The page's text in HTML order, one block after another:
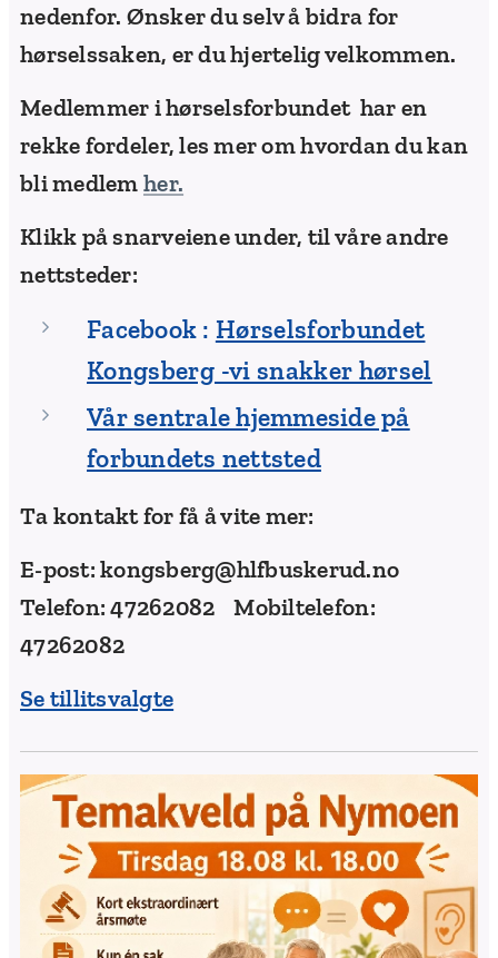
nedenfor. Ønsker du selv å bidra for
hørselssaken, er du hjertelig velkommen.
Medlemmer ihørselsforbundet har en
rekke fordeler, les mer om hvordan du kan
bli medlemher.
Klikk på snarveiene under, til våre andre
nettsteder:
Facebook : Hørselsforbundet
Kongsberg -vi snakker hørsel
Vår sentrale hjemmeside på
forbundets nettsted
Ta kontakt for få å vite mer:
E-post: kongsberg@hlfbuskerud.no
Telefon: 47262082 Mobiltelefon:
47262082
Se tillitsvalgte